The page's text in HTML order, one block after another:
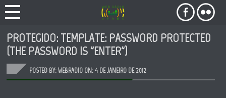
PROTEGIDO: TEMPLATE: PASSWORD PROTECTED
(THE PASSWORD IS "ENTER")
POSTED BY: WEBRADIO ON: 4 DE JANEIRO DE 2012